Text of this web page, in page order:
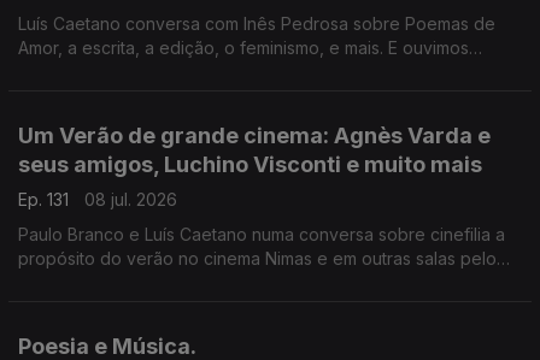
Luís Caetano conversa com Inês Pedrosa sobre Poemas de
Amor, a escrita, a edição, o feminismo, e mais. E ouvimos
Um Verão de grande cinema: Agnès Varda e
seus amigos, Luchino Visconti e muito mais
Ep. 131
08 jul. 2026
Paulo Branco e Luís Caetano numa conversa sobre cinefilia a
propósito do verão no cinema Nimas e em outras salas pelo
Poesia e Música.